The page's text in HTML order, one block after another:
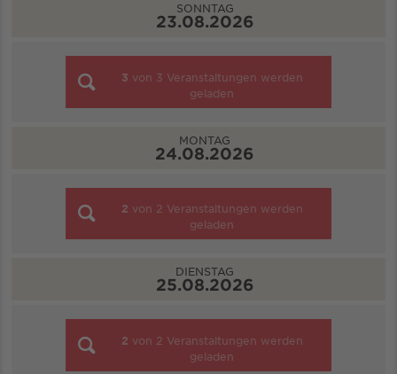
SONNTAG
23.08.2026
3 von 3 Veranstaltungen werden
geladen
MONTAG
24.08.2026
2 von 2 Veranstaltungen werden
geladen
DIENSTAG
25.08.2026
2 von 2 Veranstaltungen werden
geladen